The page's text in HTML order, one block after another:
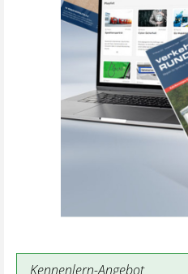
Kennenlern-Angebot